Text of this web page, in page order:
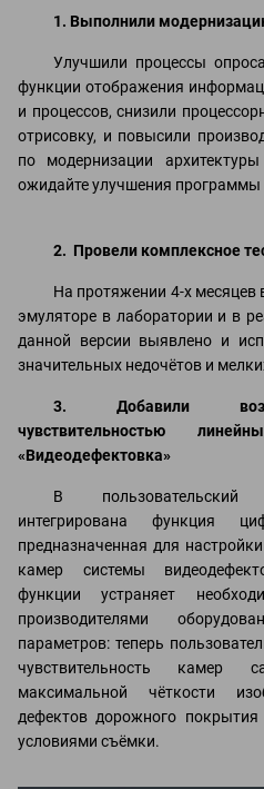
1. Выполнили
Улучшили процессы
функции отображения
и процессов, снизили
отрисовку, и повысили
по модернизации
ожидайте улучшения программы
2. Провели комплексное
На протяжении 4-х месяцев
эмуляторе в лаборатории и в
данной версии выявлено и
значительных недочётов и
3. Добавили
чувствительностью
«Видеодефектовка»
В
интегрирована функция
предназначенная для
камер системы
функции устраняет
производителями
параметров: теперь
чувствительность камер
максимальной чёткости
дефектов дорожного
условиями съёмки.